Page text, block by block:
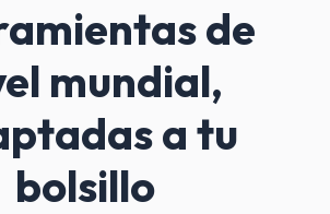
de
mundial,
a tu
bolsillo